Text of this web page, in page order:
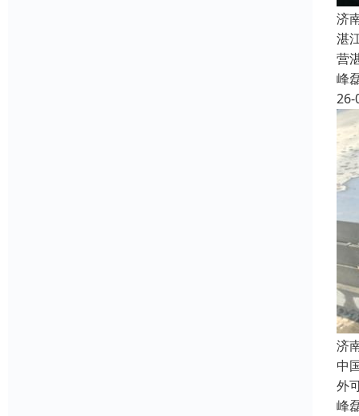
济
湛
营
峰
26-
济
中
外
峰